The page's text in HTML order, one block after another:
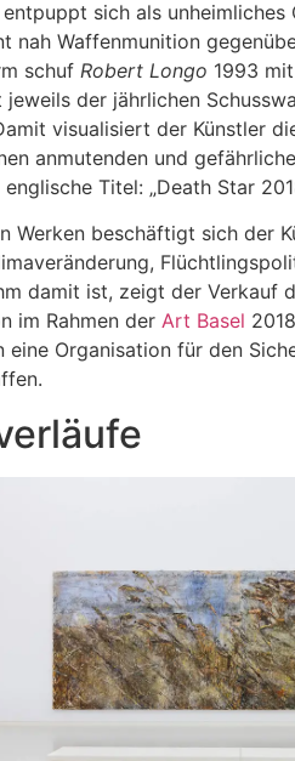
entpuppt sich als
nah Waffenmunition
schuf Robert Longo 1993
jeweils der jährlichen
visualisiert der Künstler
anmutenden und
Titel: „Death Star
Werken beschäftigt sich der
damit ist, zeigt der Verkauf
im Rahmen der Art Basel
eine Organisation für den